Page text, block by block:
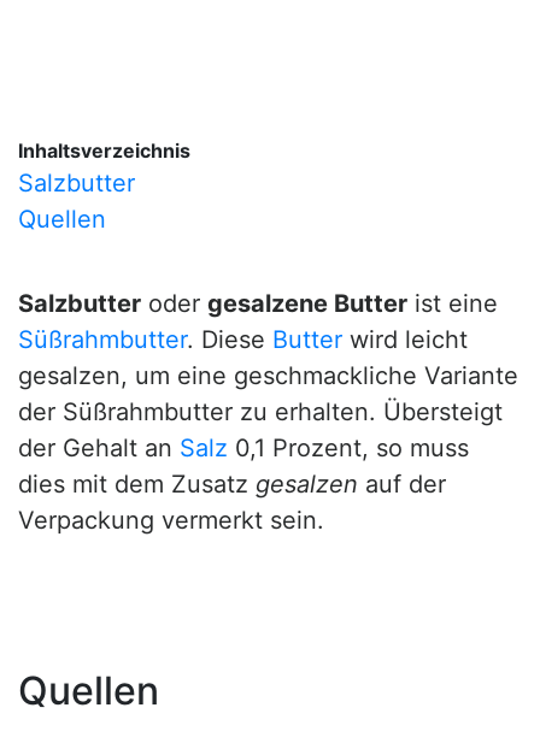
Inhaltsverzeichnis
Salzbutter
Quellen
Salzbutter oder gesalzene Butter ist eine
Süßrahmbutter. Diese Butter wird leicht
gesalzen, um eine geschmackliche Variante
der Süßrahmbutter zu erhalten. Übersteigt
der Gehalt an Salz 0,1 Prozent, so muss
dies mit dem Zusatz gesalzen auf der
Verpackung vermerkt sein.
Quellen